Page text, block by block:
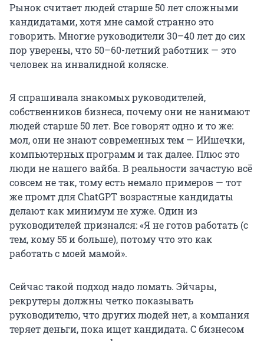
Рынок считает людей старше 50 лет сложными
кандидатами, хотя мне самой странно это
говорить. Многие руководители30–40 летдо сих
пор уверены, что 50–60-летний работник — это
человек на инвалидной коляске.
Я спрашивала знакомых руководителей,
собственников бизнеса, почему они не нанимают
людей старше 50 лет. Все говорят одно и то же:
мол, они не знают современных тем — ИИшечки,
компьютерных программ и так далее. Плюс это
люди не нашего вайба. В реальности зачастую всё
совсем не так, тому есть немало примеров — тот
же промт для ChatGPT возрастные кандидаты
делают как минимум не хуже. Один из
руководителей признался: «Я не готов работать (с
тем, кому 55 и больше), потому что это как
работать с моей мамой».
Сейчас такой подход надо ломать. Эйчары,
рекрутеры должны четко показывать
руководителю, что других людей нет, а компания
теряет деньги, пока ищет кандидата. С бизнесом